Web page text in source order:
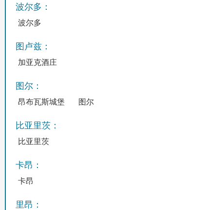
波尔多：
波尔多
图卢兹：
加亚克酒庄
图尔：
昂布瓦斯城堡 图尔
比亚里茨：
比亚里茨
卡昂：
卡昂
里昂：